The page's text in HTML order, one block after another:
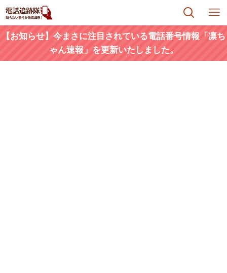
【お知らせ】今まさに注目されている電話番号情報「凛ち
ゃん速報」を更新いたしました。